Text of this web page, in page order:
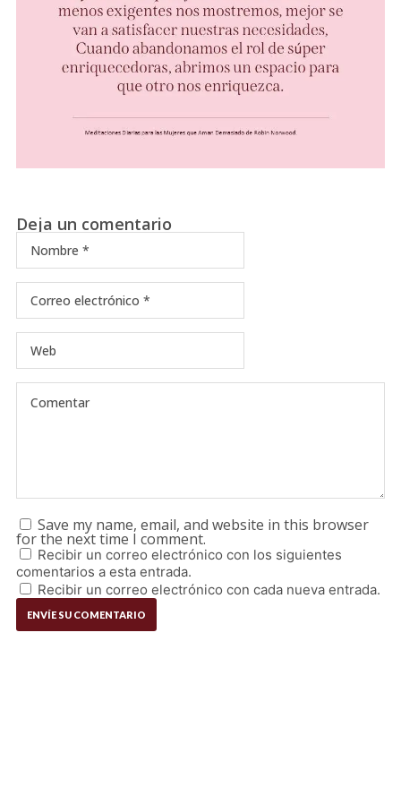
Deja un comentario
Save my name, email, and website in this browser
for the next time I comment.
Recibir un correo electrónico con los siguientes
comentarios a esta entrada.
Recibir un correo electrónico con cada nueva entrada.